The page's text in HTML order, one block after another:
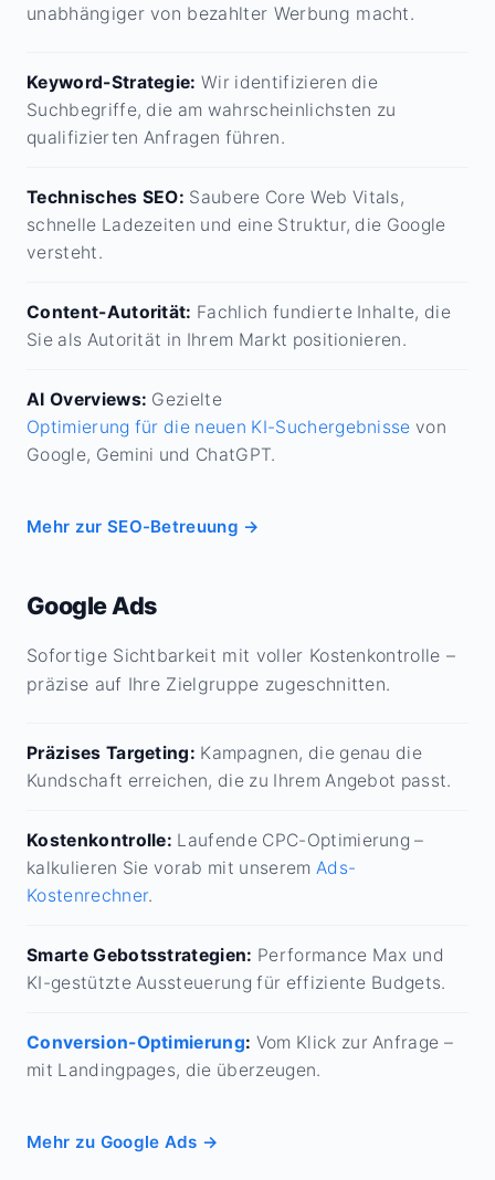
unabhängiger von bezahlter Werbung macht.
Keyword-Strategie: Wir identifizieren die
Suchbegriffe, die am wahrscheinlichsten zu
qualifizierten Anfragen führen.
Technisches SEO: Saubere Core Web Vitals,
schnelle Ladezeiten und eine Struktur, die Google
versteht.
Content-Autorität: Fachlich fundierte Inhalte, die
Sie als Autorität in Ihrem Markt positionieren.
AI Overviews: Gezielte
Optimierung für die neuen KI-Suchergebnisse von
Google, Gemini und ChatGPT.
Mehr zur SEO-Betreuung →
Google Ads
Sofortige Sichtbarkeit mit voller Kostenkontrolle –
präzise auf Ihre Zielgruppe zugeschnitten.
Präzises Targeting: Kampagnen, die genau die
Kundschaft erreichen, die zu Ihrem Angebot passt.
Kostenkontrolle: Laufende CPC-Optimierung –
kalkulieren Sie vorab mit unserem Ads-
Kostenrechner.
Smarte Gebotsstrategien: Performance Max und
KI-gestützte Aussteuerung für effiziente Budgets.
Conversion-Optimierung: Vom Klick zur Anfrage –
mit Landingpages, die überzeugen.
Mehr zu Google Ads →